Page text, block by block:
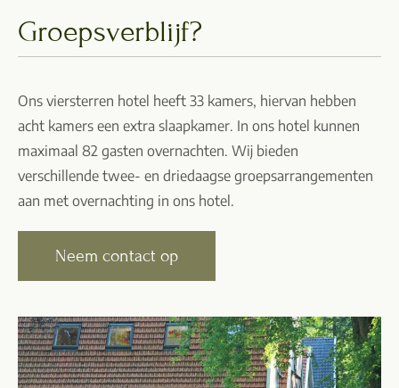
Groepsverblijf?
Ons viersterren hotel heeft 33 kamers, hiervan hebben
acht kamers een extra slaapkamer. In ons hotel kunnen
maximaal 82 gasten overnachten. Wij bieden
verschillende twee- en driedaagse groepsarrangementen
aan met overnachting in ons hotel.
Neem contact op